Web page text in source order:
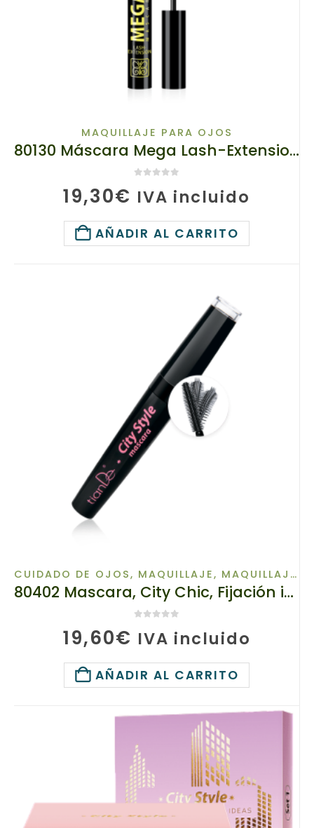
MAQUILLAJE PARA OJOS
80130 Máscara Mega Lash-Extension, tianDe, 7,6g
19,30€ IVA incluido
AÑADIR AL CARRITO
CUIDADO DE OJOS, MAQUILLAJE, MAQUILLAJE PARA OJOS
80402 Mascara, City Chic, Fijación inmediata del rizo, tianDe, Volumen: 6 ml
19,60€ IVA incluido
AÑADIR AL CARRITO